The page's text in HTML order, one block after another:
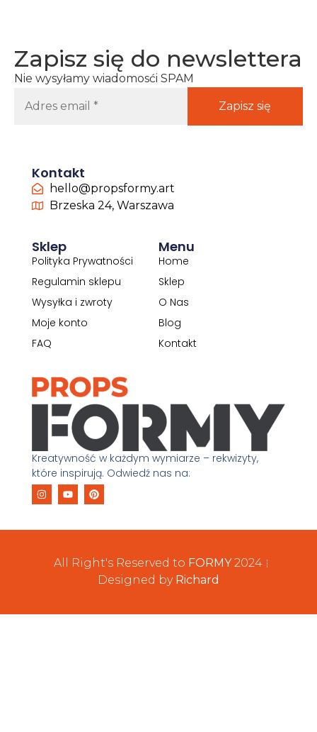
Zapisz się do newslettera
Nie wysyłamy wiadomosći SPAM
Kreatywność w każdym wymiarze – rekwizyty,
które inspirują. Odwiedź nas na:
Menu
Home
Sklep
O Nas
Blog
Kontakt
Sklep
Polityka Prywatności
Regulamin sklepu
Wysyłka i zwroty
Moje konto
FAQ
Kontakt
hello@propsformy.art
Brzeska 24, Warszawa
All Right's Reserved to FORMY2024
Designed by Richard